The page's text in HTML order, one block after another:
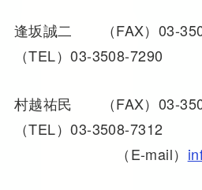
逢坂誠二 （FAX）03-
（TEL）03-3508-7290
村越祐民 （FAX）03-
（TEL）03-3508-7312
（E-mail）